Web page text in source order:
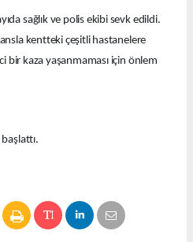
sağlık ve polis ekibi sevk edildi.
kentteki çeşitli hastanelere
bir kaza yaşanmaması için önlem